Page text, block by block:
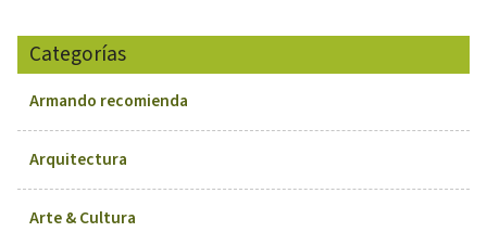
Categorías
Armando recomienda
Arquitectura
Arte & Cultura